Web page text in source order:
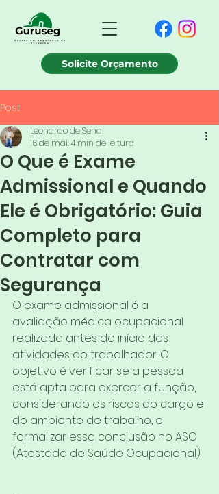
Solicite Orçamento
Post
O Que é Exame
Admissional e Quando
Ele é Obrigatório: Guia
Completo para
Contratar com
Segurança
Leonardo de Sena
16 de mai.4 min de leitura
O exame admissional é a
avaliação médica ocupacional
realizada antes do início das
atividades do trabalhador. O
objetivo é verificar se a pessoa
está apta para exercer a função,
considerando os riscos do cargo e
do ambiente de trabalho, e
formalizar essa conclusão no ASO
(Atestado de Saúde Ocupacional).